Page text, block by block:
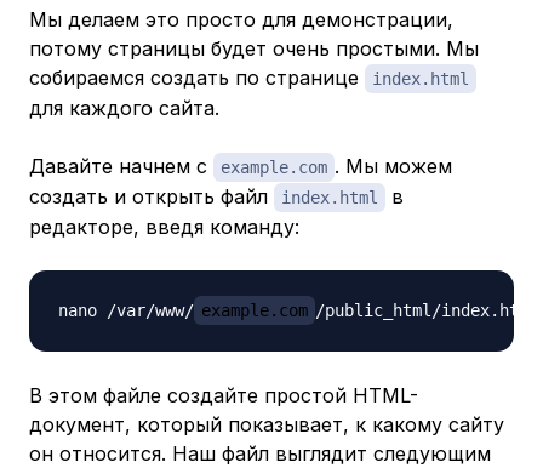
Мы делаем это просто для демонстрации,
потому страницы будет очень простыми. Мы
собираемся создать по странице
index.html
для каждого сайта.
Давайте начнем с example.com . Мы можем
создать и открыть файл
index.html
в
редакторе, введя команду:
nano /var/www/ example.com
В этом файле создайте простой HTML-
документ, который показывает, к какому сайту
он относится. Наш файл выглядит следующим